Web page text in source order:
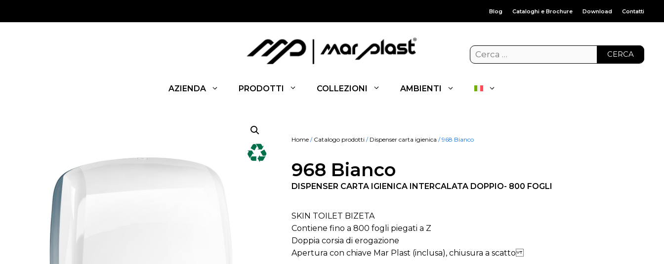
Blog Cataloghi e Brochure Download Contatti
CERCA
AZIENDA PRODOTTI COLLEZIONI AMBIENTI
Home / Catalogo prodotti / Dispenser carta igienica / 968 Bianco
968 Bianco
DISPENSER CARTA IGIENICA INTERCALATA DOPPIO- 800 FOGLI
SKIN TOILET BIZETA
Contiene fino a 800 fogli piegati a Z
Doppia corsia di erogazione
Apertura con chiave Mar Plast (inclusa), chiusura a scatto